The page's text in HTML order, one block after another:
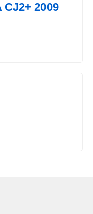
CJ2+ 2009